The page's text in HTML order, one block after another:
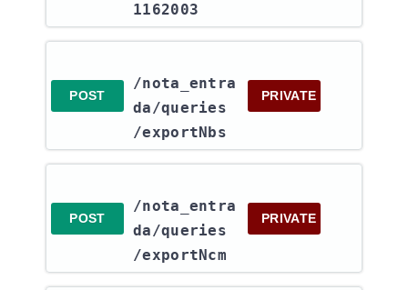
1162003
POST
/nota_entra
da​/queries​
/exportNbs
PRIVATE
POST
/nota_entra
da​/queries​
/exportNcm
PRIVATE